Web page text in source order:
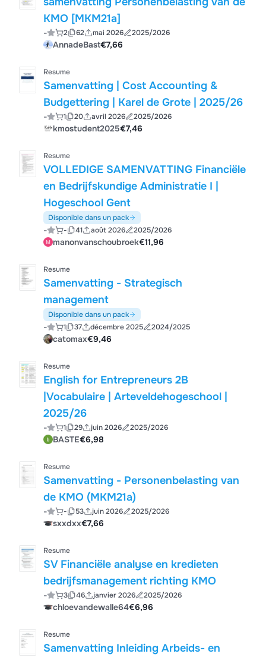
KMO [MKM21a]
- 2 62 mai 2026 2025/2026
AnnadeBast€7,66
Resume
Samenvatting | Cost Accounting &
Budgettering | Karel de Grote | 2025/26
- 1 20 avril 2026 2025/2026
kmostudent2025€7,46
Resume
VOLLEDIGE SAMENVATTING Financiële
en Bedrijfskundige Administratie I |
Hogeschool Gent
Disponible dans un pack
- - 41 août 2026 2025/2026
manonvanschoubroek€11,96
Resume
Samenvatting - Strategisch
management
Disponible dans un pack
- 1 37 décembre 2025 2024/2025
catomax€9,46
Resume
English for Entrepreneurs 2B
|Vocabulaire | Arteveldehogeschool |
2025/26
- 1 29 juin 2026 2025/2026
BASTE€6,98
Resume
Samenvatting - Personenbelasting van
de KMO (MKM21a)
- - 53 juin 2026 2025/2026
sxxdxx€7,66
Resume
SV Financiële analyse en kredieten
bedrijfsmanagement richting KMO
- 3 46 janvier 2026 2025/2026
chloevandewalle64€6,96
Resume
Samenvatting Inleiding Arbeids- en